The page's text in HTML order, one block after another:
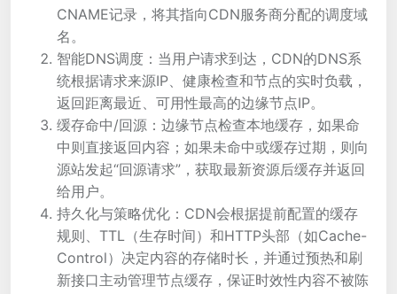
CNAME记录，将其指向CDN服务商分配的调度域
名。
智能DNS调度：当用户请求到达，CDN的DNS系
统根据请求来源IP、健康检查和节点的实时负载，
返回距离最近、可用性最高的边缘节点IP。
缓存命中/回源：边缘节点检查本地缓存，如果命
中则直接返回内容；如果未命中或缓存过期，则向
源站发起“回源请求”，获取最新资源后缓存并返回
给用户。
持久化与策略优化：CDN会根据提前配置的缓存
规则、TTL（生存时间）和HTTP头部（如Cache-
Control）决定内容的存储时长，并通过预热和刷
新接口主动管理节点缓存，保证时效性内容不被陈